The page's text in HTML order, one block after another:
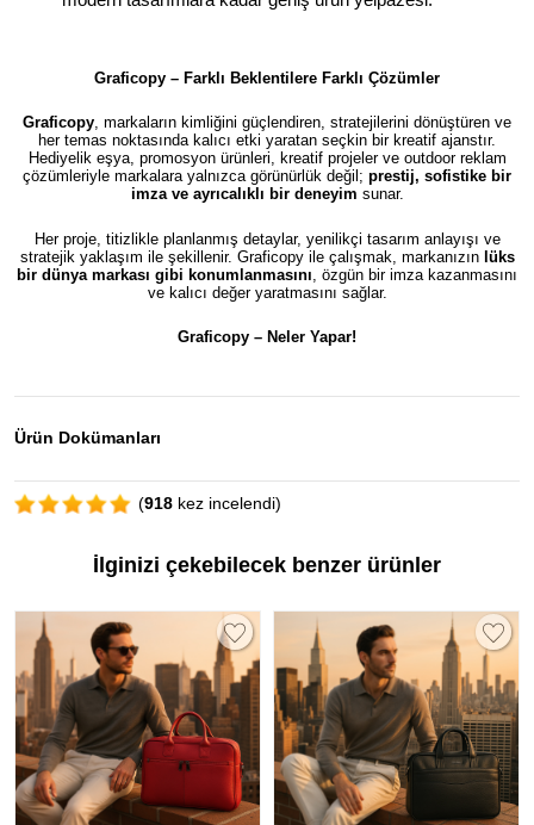
Graficopy – Farklı Beklentilere Farklı Çözümler
Graficopy, markaların kimliğini güçlendiren, stratejilerini dönüştüren ve
her temas noktasında kalıcı etki yaratan seçkin bir kreatif ajanstır.
Hediyelik eşya, promosyon ürünleri, kreatif projeler ve outdoor reklam
çözümleriyle markalara yalnızca görünürlük değil; prestij, sofistike bir
imza ve ayrıcalıklı bir deneyim sunar.
Her proje, titizlikle planlanmış detaylar, yenilikçi tasarım anlayışı ve
stratejik yaklaşım ile şekillenir. Graficopy ile çalışmak, markanızın lüks
bir dünya markası gibi konumlanmasını , özgün bir imza kazanmasını
ve kalıcı değer yaratmasını sağlar.
Graficopy – Neler Yapar!
Ürün Dokümanları
(918 kez incelendi)
İlginizi çekebilecek benzer ürünler